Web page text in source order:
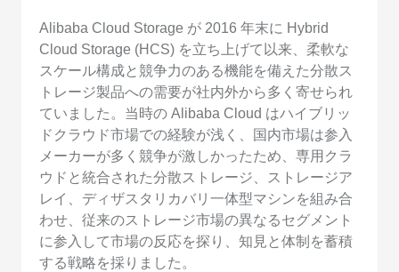
Alibaba Cloud Storage が 2016 年末に Hybrid
Cloud Storage (HCS) を立ち上げて以来、柔軟な
スケール構成と競争力のある機能を備えた分散ス
トレージ製品への需要が社内外から多く寄せられ
ていました。当時の Alibaba Cloud はハイブリッ
ドクラウド市場での経験が浅く、国内市場は参入
メーカーが多く競争が激しかったため、専用クラ
ウドと統合された分散ストレージ、ストレージア
レイ、ディザスタリカバリ一体型マシンを組み合
わせ、従来のストレージ市場の異なるセグメント
に参入して市場の反応を探り、知見と体制を蓄積
する戦略を採りました。